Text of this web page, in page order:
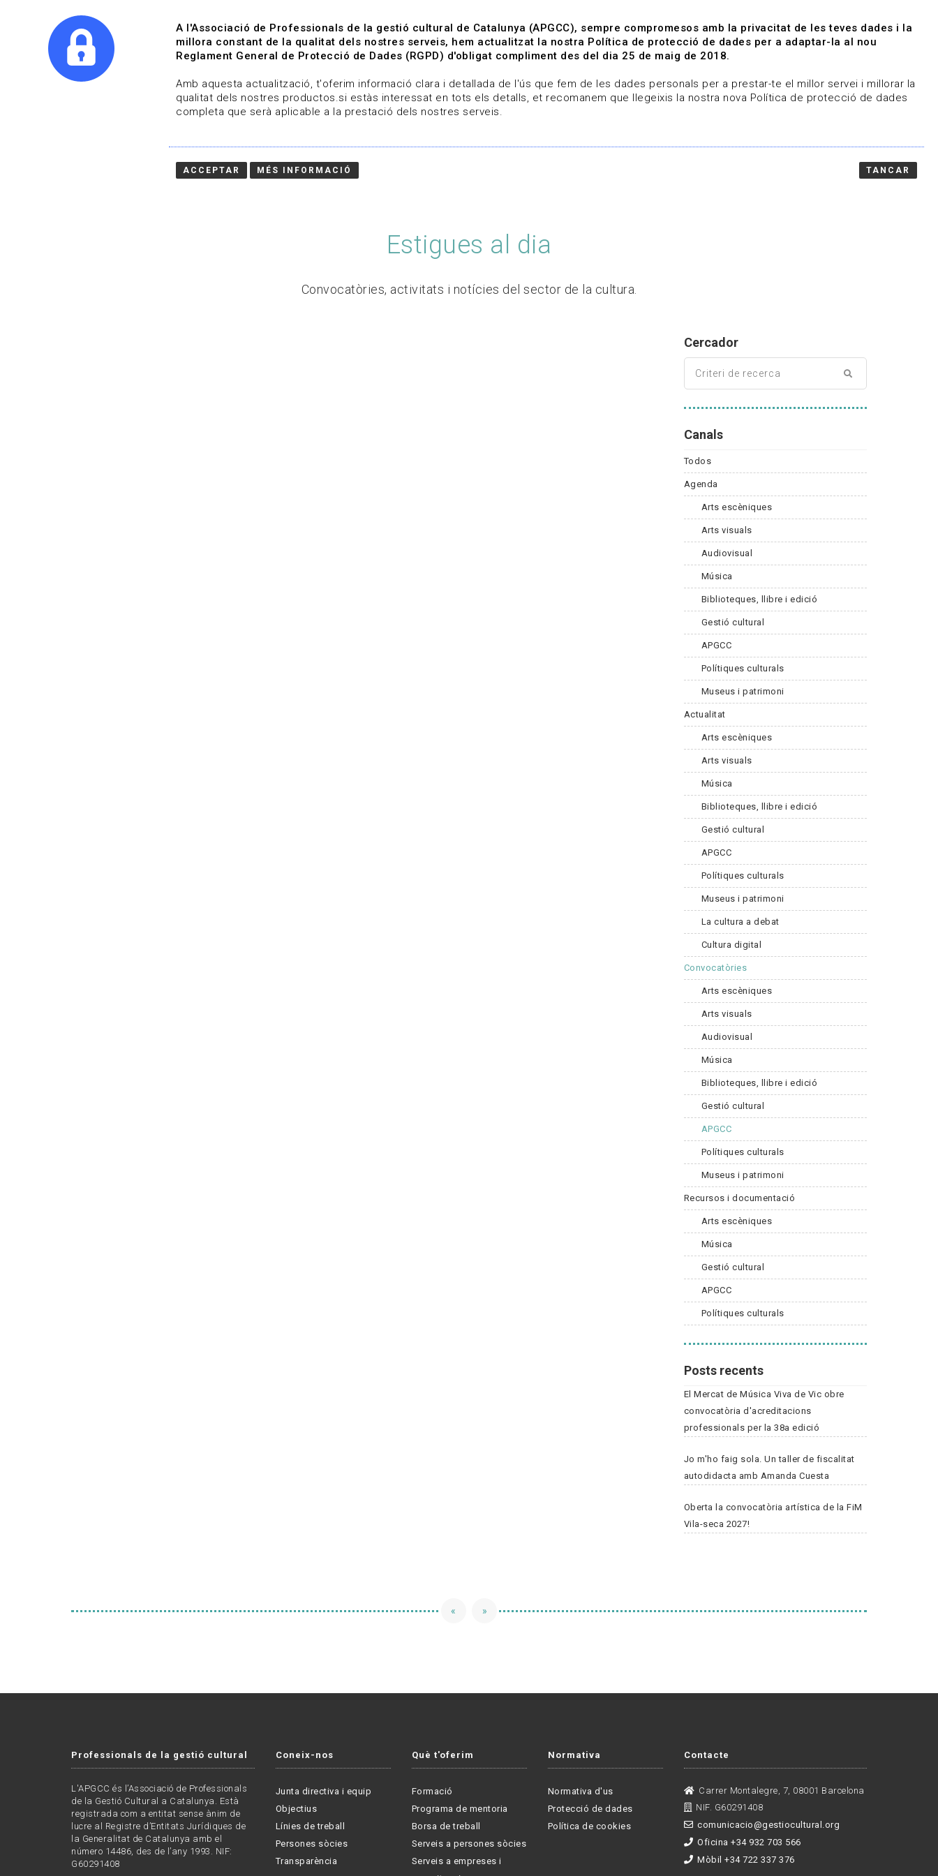
Qui som Línies de treball Projectes Serveis A qui representem Contacte
Estigues al dia
Convocatòries, activitats i notícies del sector de la cultura.
Cercador
Canals
Todos
Agenda
Arts escèniques
Arts visuals
Audiovisual
Música
Biblioteques, llibre i edició
Gestió cultural
APGCC
Polítiques culturals
Museus i patrimoni
Actualitat
Arts escèniques
Arts visuals
Música
Biblioteques, llibre i edició
Gestió cultural
APGCC
Polítiques culturals
Museus i patrimoni
La cultura a debat
Cultura digital
Convocatòries
Arts escèniques
Arts visuals
Audiovisual
Música
Biblioteques, llibre i edició
Gestió cultural
APGCC
Polítiques culturals
Museus i patrimoni
Recursos i documentació
Arts escèniques
Música
Gestió cultural
APGCC
Polítiques culturals
Posts recents
El Mercat de Música Viva de Vic obre
convocatòria d'acreditacions
professionals per la 38a edició
Jo m'ho faig sola. Un taller de fiscalitat
autodidacta amb Amanda Cuesta
Oberta la convocatòria artística de la FiM
Vila-seca 2027!
« »
Professionals de la gestió cultural
L'APGCC és l’Associació de Professionals
de la Gestió Cultural a Catalunya. Està
registrada com a entitat sense ànim de
lucre al Registre d’Entitats Jurídiques de
la Generalitat de Catalunya amb el
número 14486, des de l’any 1993. NIF:
G60291408
Coneix-nos
Junta directiva i equip
Objectius
Línies de treball
Persones sòcies
Transparència
Què t'oferim
Formació
Programa de mentoria
Borsa de treball
Serveis a persones sòcies
Serveis a empreses i
Normativa
Normativa d'us
Protecció de dades
Política de cookies
Contacte
Carrer Montalegre, 7, 08001 Barcelona
NIF. G60291408
comunicacio@gestiocultural.org
Oficina +34 932 703 566
Mòbil +34 722 337 376
A l'Associació de Professionals de la gestió cultural de Catalunya (APGCC), sempre compromesos amb la privacitat de les teves dades i la
millora constant de la qualitat dels nostres serveis, hem actualitzat la nostra Política de protecció de dades per a adaptar-la al nou
Reglament General de Protecció de Dades (RGPD) d'obligat compliment des del dia 25 de maig de 2018.
Amb aquesta actualització, t'oferim informació clara i detallada de l'ús que fem de les dades personals per a prestar-te el millor servei i millorar la
qualitat dels nostres productos.si estàs interessat en tots els detalls, et recomanem que llegeixis la nostra nova Política de protecció de dades
completa que serà aplicable a la prestació dels nostres serveis.
ACCEPTAR MÉS INFORMACIÓ TANCAR